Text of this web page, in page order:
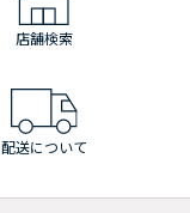
店舗検索
配送について